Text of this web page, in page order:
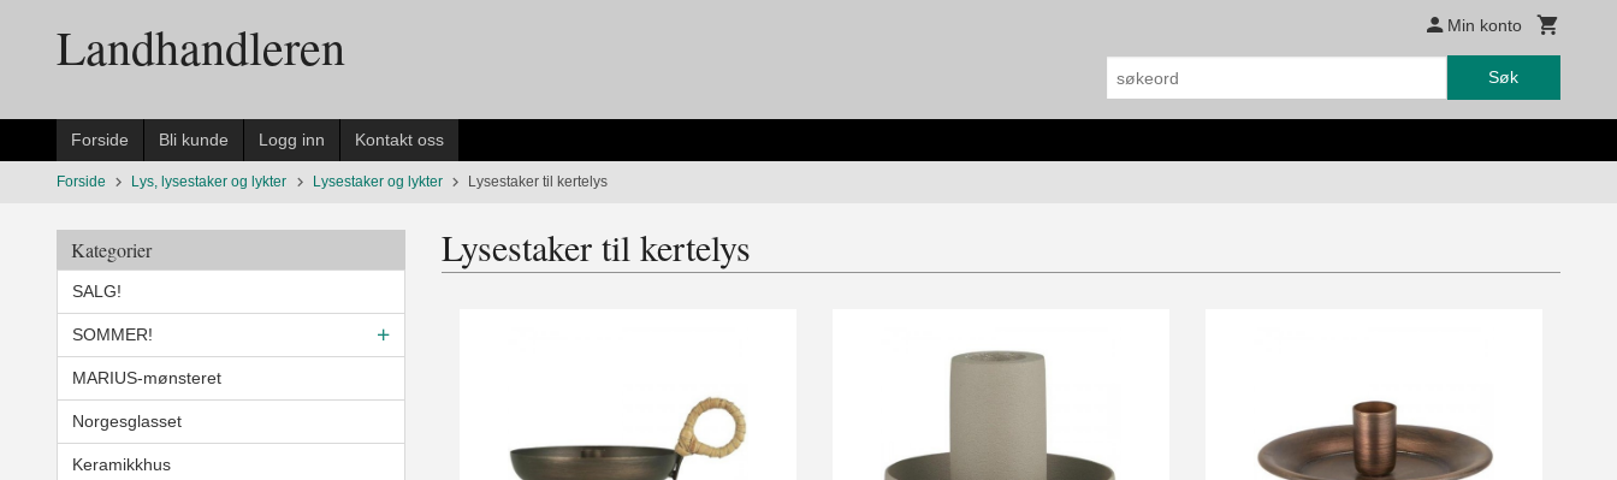
innholdetLandhandleren Min konto
Søk
Forside Bli kunde Logg inn Kontakt oss
Forside Lys, lysestaker og lykter Lysestaker og lykter Lysestaker til kertelys
Kategorier
SALG!
SOMMER!
MARIUS-mønsteret
Norgesglasset
Keramikkhus
Lysestaker til kertelys